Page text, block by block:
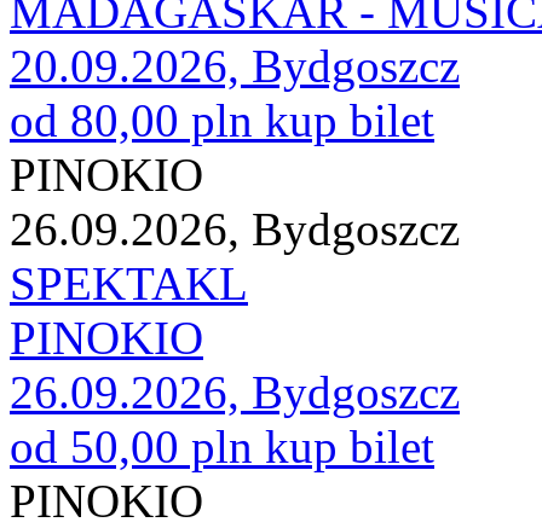
MADAGASKAR -
20.09.2026, Bydgoszcz
od 80,00 pln kup bilet
PINOKIO
26.09.2026, Bydgoszcz
SPEKTAKL
PINOKIO
26.09.2026, Bydgoszcz
od 50,00 pln kup bilet
PINOKIO